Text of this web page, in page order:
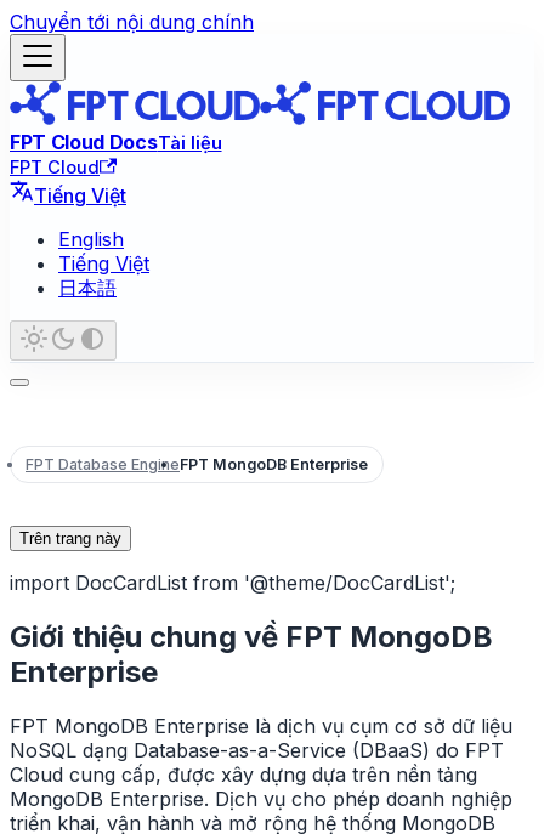
Chuyển tới nội dung chính
FPT Cloud DocsTài liệu
FPT Cloud
Tiếng Việt
English
Tiếng Việt
日本語
FPT Database EngineFPT MongoDB Enterprise
Trên trang này
import DocCardList from '@theme/DocCardList';
Giới thiệu chung về FPT MongoDB
Enterprise
FPT MongoDB Enterprise là dịch vụ cụm cơ sở dữ liệu
NoSQL dạng Database-as-a-Service (DBaaS) do FPT
Cloud cung cấp, được xây dựng dựa trên nền tảng
MongoDB Enterprise. Dịch vụ cho phép doanh nghiệp
triển khai, vận hành và mở rộng hệ thống MongoDB